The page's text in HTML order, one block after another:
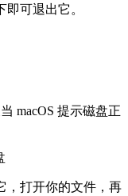
可退出它。
macOS 提示磁盘正
，打开你的文件，再